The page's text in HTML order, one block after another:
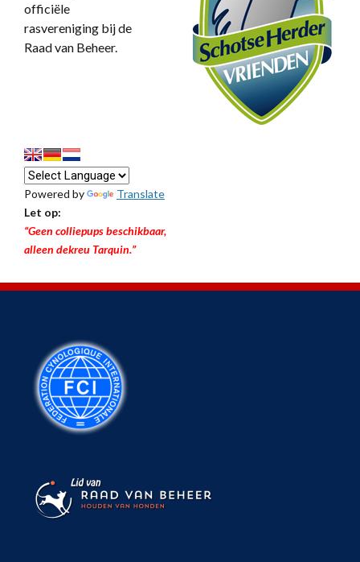
officiële
rasvereniging bij de
Raad van Beheer.
Powered by
Translate
Let op:
“Geen colliepups beschikbaar,
alleen dekreu Tarquin.”